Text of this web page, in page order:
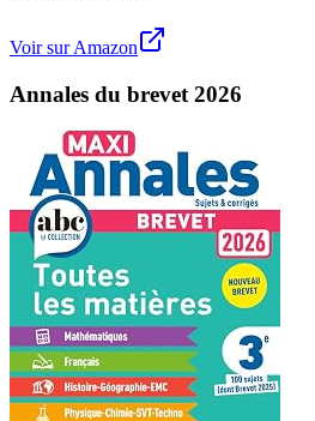
Voir sur Amazon
Annales du brevet 2026